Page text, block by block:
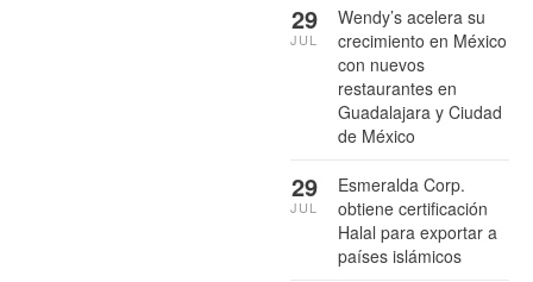
Wendy’s acelera su
crecimiento en México
con nuevos
restaurantes en
Guadalajara y Ciudad
de México
29
JUL
Esmeralda Corp.
obtiene certificación
Halal para exportar a
países islámicos
29
JUL